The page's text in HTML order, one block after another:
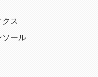
クス
ソール